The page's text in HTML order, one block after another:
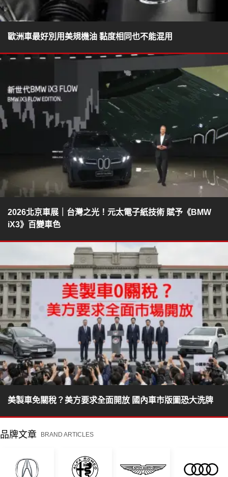
歐洲車最好別用美規機油 黏度相同也不能混用
2026北京車展｜台灣之光！元太電子紙技術 賦予《BMW
iX3》百變車色
美製車免關稅？美方要求全面開放 國內車市版圖恐大洗牌
品牌文章 BRAND ARTICLES